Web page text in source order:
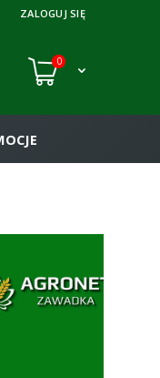
ZALOGUJ SIĘ
0